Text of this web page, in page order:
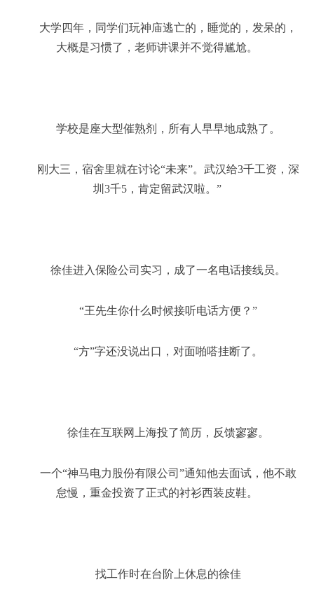
大学四年，同学们玩神庙逃亡的，睡觉的，发呆的，
大概是习惯了，老师讲课并不觉得尴尬。
学校是座大型催熟剂，所有人早早地成熟了。
刚大三，宿舍里就在讨论“未来”。武汉给3千工资，深
圳3千5，肯定留武汉啦。”
徐佳进入保险公司实习，成了一名电话接线员。
“王先生你什么时候接听电话方便？”
“方”字还没说出口，对面啪嗒挂断了。
徐佳在互联网上海投了简历，反馈寥寥。
一个“神马电力股份有限公司”通知他去面试，他不敢
怠慢，重金投资了正式的衬衫西装皮鞋。
找工作时在台阶上休息的徐佳